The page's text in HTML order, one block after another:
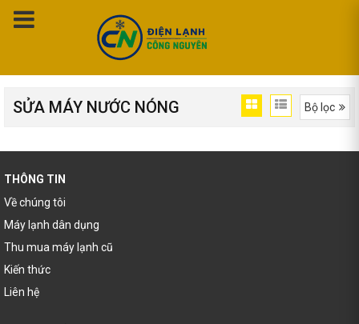
Trang chủ Sửa Máy Nước Nóng
SỬA MÁY NƯỚC NÓNG Bộ lọc
THÔNG TIN
Về chúng tôi
Máy lạnh dân dụng
Thu mua máy lạnh cũ
Kiến thức
Liên hệ